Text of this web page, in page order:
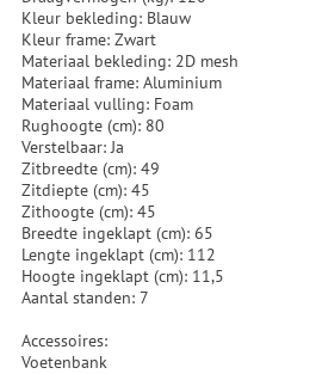
Kleur bekleding: Blauw
Kleur frame: Zwart
Materiaal bekleding: 2D mesh
Materiaal frame: Aluminium
Materiaal vulling: Foam
Rughoogte (cm): 80
Verstelbaar: Ja
Zitbreedte (cm): 49
Zitdiepte (cm): 45
Zithoogte (cm): 45
Breedte ingeklapt (cm): 65
Lengte ingeklapt (cm): 112
Hoogte ingeklapt (cm): 11,5
Aantal standen: 7
Accessoires:
Voetenbank